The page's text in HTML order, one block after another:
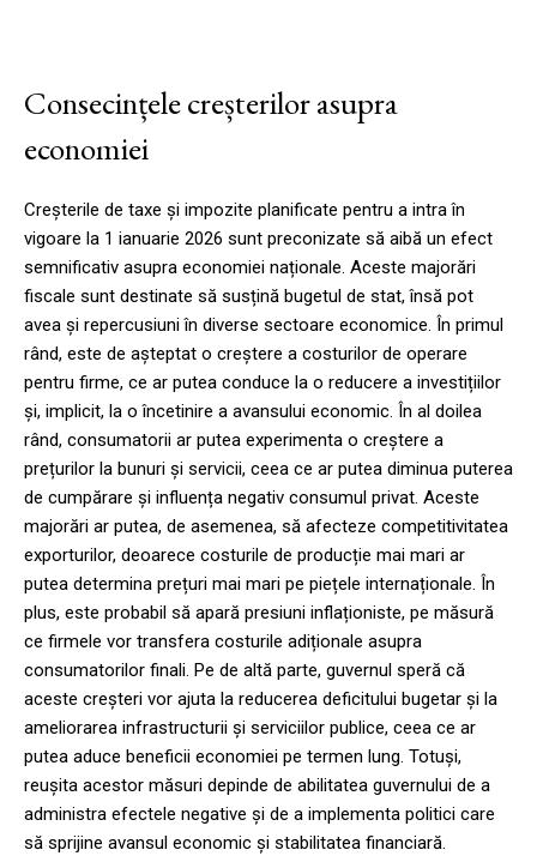
Consecințele creșterilor asupra
economiei
Creșterile de taxe și impozite planificate pentru a intra în
vigoare la 1 ianuarie 2026 sunt preconizate să aibă un efect
semnificativ asupra economiei naționale. Aceste majorări
fiscale sunt destinate să susțină bugetul de stat, însă pot
avea și repercusiuni în diverse sectoare economice. În primul
rând, este de așteptat o creștere a costurilor de operare
pentru firme, ce ar putea conduce la o reducere a investițiilor
și, implicit, la o încetinire a avansului economic. În al doilea
rând, consumatorii ar putea experimenta o creștere a
prețurilor la bunuri și servicii, ceea ce ar putea diminua puterea
de cumpărare și influența negativ consumul privat. Aceste
majorări ar putea, de asemenea, să afecteze competitivitatea
exporturilor, deoarece costurile de producție mai mari ar
putea determina prețuri mai mari pe piețele internaționale. În
plus, este probabil să apară presiuni inflaționiste, pe măsură
ce firmele vor transfera costurile adiționale asupra
consumatorilor finali. Pe de altă parte, guvernul speră că
aceste creșteri vor ajuta la reducerea deficitului bugetar și la
ameliorarea infrastructurii și serviciilor publice, ceea ce ar
putea aduce beneficii economiei pe termen lung. Totuși,
reușita acestor măsuri depinde de abilitatea guvernului de a
administra efectele negative și de a implementa politici care
să sprijine avansul economic și stabilitatea financiară.